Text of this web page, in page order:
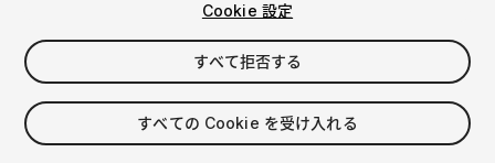
$2.49 $4.99
-50%
消費税は決済時に計算されます
Cookie 設定
すべて拒否する
すべての Cookie を受け入れる